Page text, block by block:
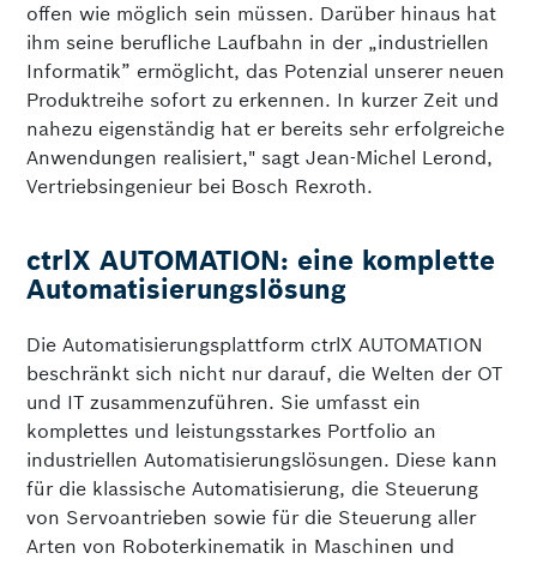
offen wie möglich sein müssen. Darüber hinaus hat
ihm seine berufliche Laufbahn in der „industriellen
Informatik” ermöglicht, das Potenzial unserer neuen
Produktreihe sofort zu erkennen. In kurzer Zeit und
nahezu eigenständig hat er bereits sehr erfolgreiche
Anwendungen realisiert," sagt Jean-Michel Lerond,
Vertriebsingenieur bei Bosch Rexroth.
ctrlX AUTOMATION: eine komplette
Automatisierungslösung
Die Automatisierungsplattform ctrlX AUTOMATION
beschränkt sich nicht nur darauf, die Welten der OT
und IT zusammenzuführen. Sie umfasst ein
komplettes und leistungsstarkes Portfolio an
industriellen Automatisierungslösungen. Diese kann
für die klassische Automatisierung, die Steuerung
von Servoantrieben sowie für die Steuerung aller
Arten von Roboterkinematik in Maschinen und